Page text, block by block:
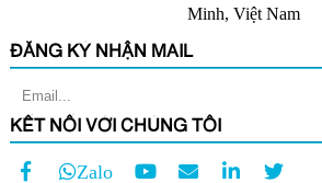
Minh, Việt Nam
ĐĂNG KÝ NHẬN MAIL
KẾT NỐI VỚI CHÚNG TÔI
Zalo